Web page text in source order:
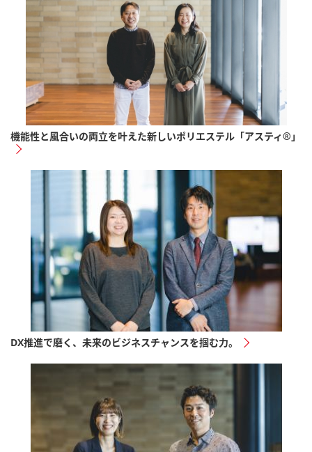
機能性と風合いの両立を叶えた新しいポリエステル「アスティ®︎」
DX推進で磨く、未来のビジネスチャンスを掴む力。